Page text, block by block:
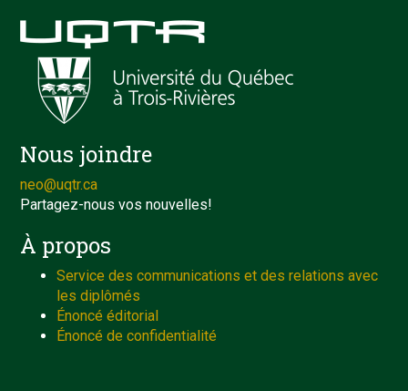
Nous joindre
neo@uqtr.ca
Partagez-nous vos nouvelles!
À propos
Service des communications et des relations avec
les diplômés
Énoncé éditorial
Énoncé de confidentialité